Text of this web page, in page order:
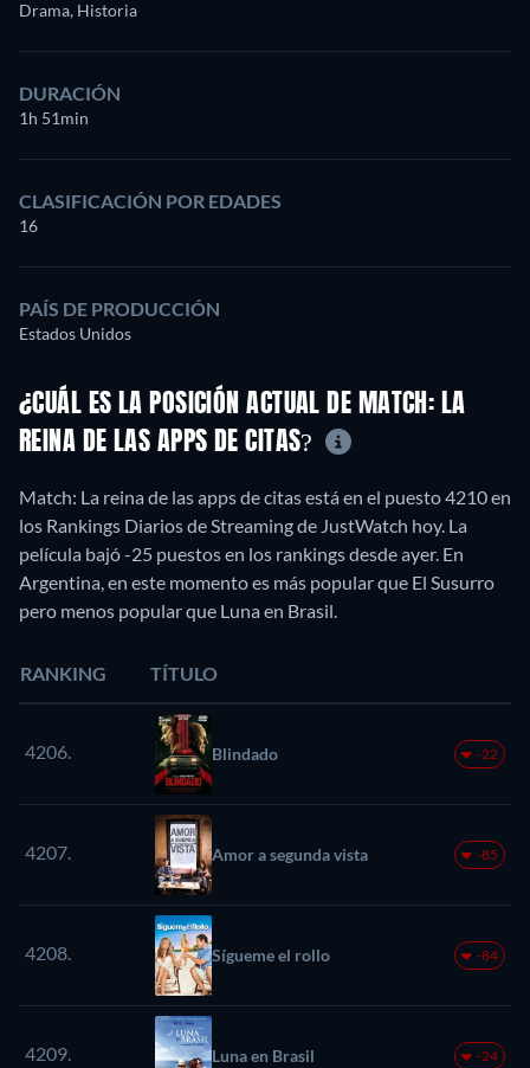
Drama, Historia
DURACIÓN
1h 51min
CLASIFICACIÓN POR EDADES
16
PAÍS DE PRODUCCIÓN
Estados Unidos
¿CUÁL ES LA POSICIÓN ACTUAL DE MATCH: LA
REINA DE LAS APPS DE CITAS?
Match: La reina de las apps de citas está en el puesto 4210 en
los Rankings Diarios de Streaming de JustWatch hoy. La
película bajó -25 puestos en los rankings desde ayer. En
Argentina, en este momento es más popular que El Susurro
pero menos popular que Luna en Brasil.
RANKING TÍTULO
4206. Blindado -22
4207. Amor a segunda vista -85
4208. Sígueme el rollo -84
4209. Luna en Brasil -24